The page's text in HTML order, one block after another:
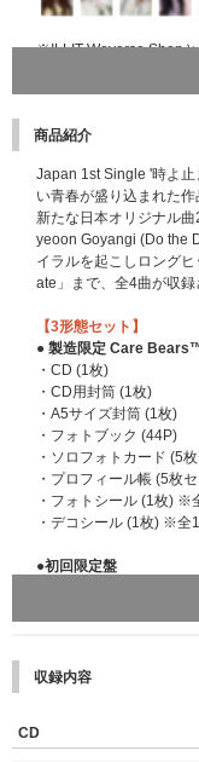
※ILLIT Weverse Shop
※フォトカードのメンバ
ミニトークショー&フォ
ていただくイベントです
お客様にはシール台紙
り台紙に貼っていただき
※当選メンバーはランダ
日程：2025年9月7日(日)
会場：千葉県某所
※「5形態セット先着予
同会場です。
※開催会場・時間は当選
■横浜公演記念ラッキー
付期間
2025年8月8日(金)17:00
→「メンバー個別シー
■イベント応募対象商品
時よ止まれ【初回限
ー個別シール交換会」対
商品紹介
Japan 1st Single '時よ
い青春が盛り込まれた作
新たな日本オリジナル
yeoon Goyangi (Do the
イラルを起こしロング
ate」まで、全4曲が収録
【3形態セット】
● 製造限定 Care
・CD (1枚)
・CD用封筒 (1枚)
・A5サイズ封筒 (1枚)
・フォトブック (44P)
・ソロフォトカード (5
・プロフィール帳 (5枚
・フォトシール (1枚) ※
・デコシール (1枚) ※全
●初回限定盤
・クリアフォトカード
●通常盤
収録内容
CD